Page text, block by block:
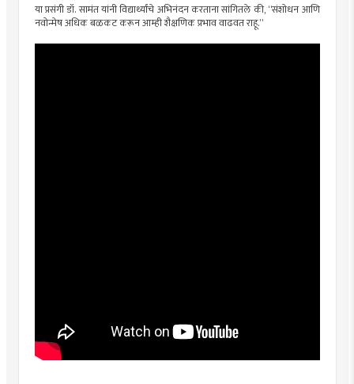
या प्रसंगी डॉ. सामंत यांनी विद्यार्थ्यांचे अभिनंदन करताना सांगितले की, “संशोधन आणि
नवोन्मेष अधिक बळकट करून आम्ही शैक्षणिक प्रभाव वाढवत राहू.”